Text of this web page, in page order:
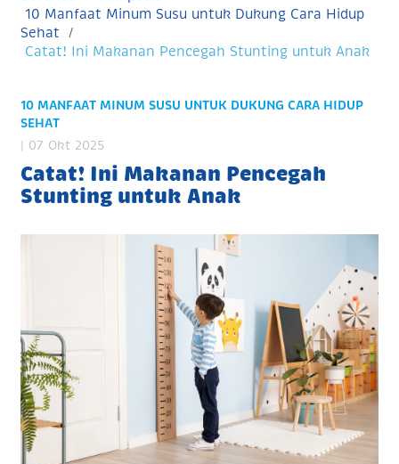
10 Manfaat Minum Susu untuk Dukung Cara Hidup
Sehat
Catat! Ini Makanan Pencegah Stunting untuk Anak
10 MANFAAT MINUM SUSU UNTUK DUKUNG CARA HIDUP
SEHAT
| 07 Okt 2025
Catat! Ini Makanan Pencegah
Stunting untuk Anak